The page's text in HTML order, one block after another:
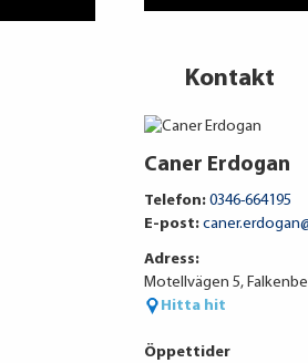
Kontakt
Caner Erdogan
Telefon: 0346-664195
E-post:
Adress:
Motellvägen 5,
Hitta hit
Öppettider